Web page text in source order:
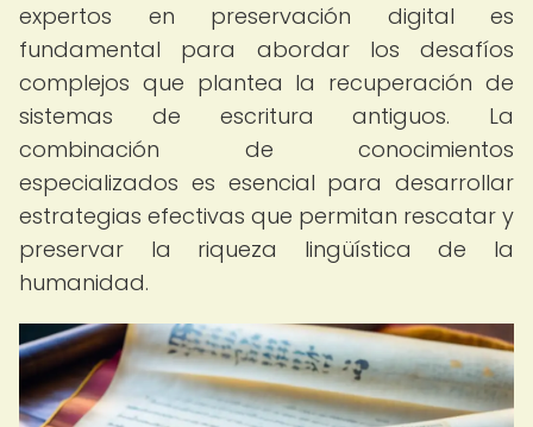
expertos en preservación digital es
fundamental para abordar los desafíos
complejos que plantea la recuperación de
sistemas de escritura antiguos. La
combinación de conocimientos
especializados es esencial para desarrollar
estrategias efectivas que permitan rescatar y
preservar la riqueza lingüística de la
humanidad.